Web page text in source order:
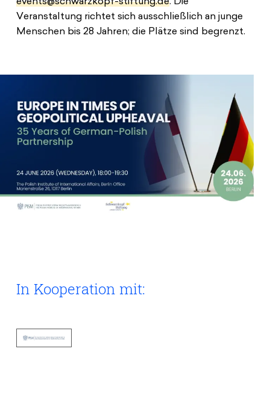
Veranstaltung richtet sich ausschließlich an junge
Menschen bis 28 Jahren; die Plätze sind begrenzt.
In Kooperation mit: